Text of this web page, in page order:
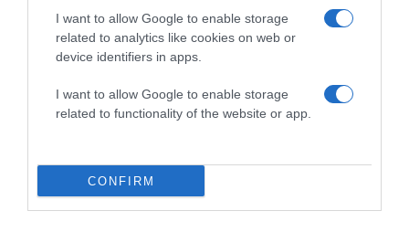
I want to allow Google to enable storage
related to analytics like cookies on web or
device identifiers in apps.
I want to allow Google to enable storage
related to functionality of the website or app.
CONFIRM